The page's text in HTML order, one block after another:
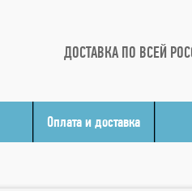
ДОСТАВКА ПО ВСЕЙ
Оплата и доставка